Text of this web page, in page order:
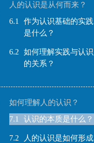
人的认识是从何而来？
6.1
作为认识基础的实践
是什么？
6.2
如何理解实践与认识
的关系？
如何理解人的认识？
7.1
认识的本质是什么？
7.2
人的认识是如何形成